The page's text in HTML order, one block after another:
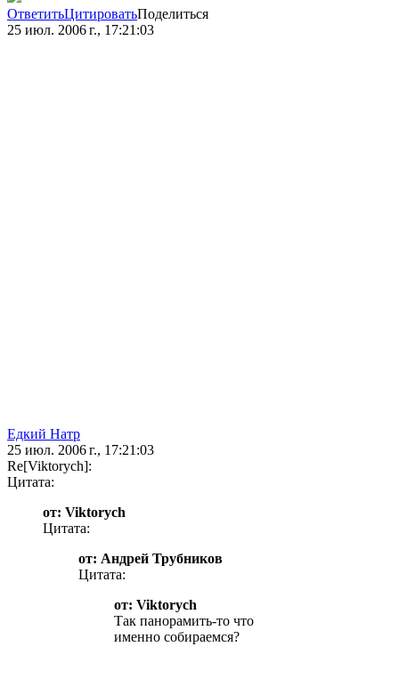
ОтветитьЦитироватьПоделиться
25 июл. 2006 г., 17:21:03
Едкий Натр
25 июл. 2006 г., 17:21:03
Re[Viktorych]:
Цитата:
от: Viktorych
Цитата:
от: Андрей Трубников
Цитата:
от: Viktorych
Так панорамить-то что
именно собираемся?